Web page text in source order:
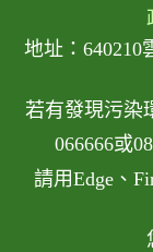
地址：640210
若有發現污染
066666或
請用Edge、